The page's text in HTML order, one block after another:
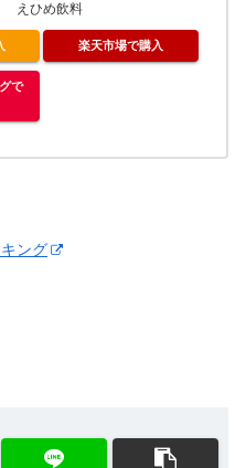
えひめ飲料
楽天市場で購入
で
ング